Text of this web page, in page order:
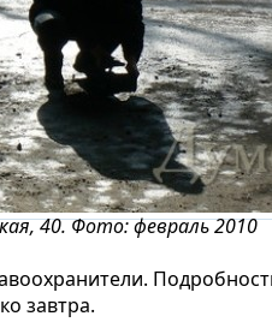
40. Фото: февраль 2010
завтра.